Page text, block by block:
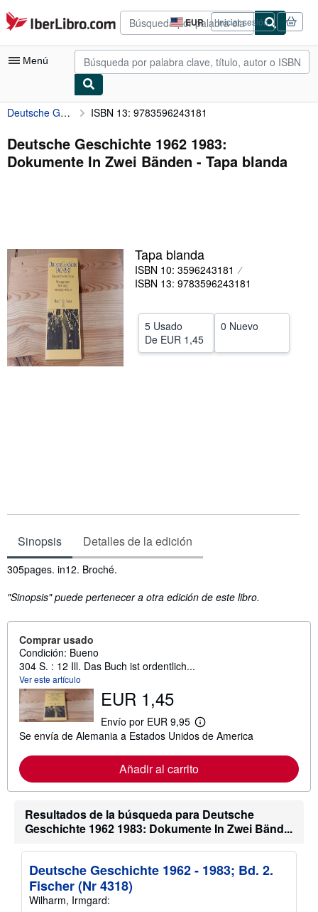
Pasar al contenido principal
IberLibro.com EUR
Preferencias
de
compra
del
Iniciar sesión
Menú
Mi cuenta
Consultar mis pedidos
Búsqueda avanzada
Vendedores
Comenzar a vender
Ayuda
CERRAR
Deutsche Geschichte 1962 1983: Dokumente In Zwei Bänden ISBN 13: 9783596243181
Deutsche Geschichte 1962 1983:
Dokumente In Zwei Bänden - Tapa blanda
Tapa blanda
ISBN 10: 3596243181
ISBN 13: 9783596243181
5 Usado
De EUR 1,45
0 Nuevo
Sinopsis Detalles de la edición
Sinopsis
305pages. in12. Broché.
"Sinopsis" puede pertenecer a otra edición de este libro.
Comprar usado
Condición: Bueno
304 S. : 12 Ill. Das Buch ist ordentlich...
Ver este artículo
EUR 1,45
Envío por EUR 9,95
M
á
i
o
m
a
c
ó
n
Se envía de Alemania a Estados Unidos de America
Añadir al carrito
Resultados de la búsqueda para Deutsche
Geschichte 1962 1983: Dokumente In Zwei Bänd...
Deutsche Geschichte 1962 - 1983; Bd. 2.
Fischer (Nr 4318)
Wilharm, Irmgard: